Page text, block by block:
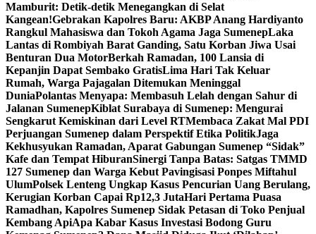
Mamburit: Detik-detik Menegangkan di Selat
Kangean!Gebrakan Kapolres Baru: AKBP Anang Hardiyanto
Rangkul Mahasiswa dan Tokoh Agama Jaga SumenepLaka
Lantas di Rombiyah Barat Ganding, Satu Korban Jiwa Usai
Benturan Dua MotorBerkah Ramadan, 100 Lansia di
Kepanjin Dapat Sembako GratisLima Hari Tak Keluar
Rumah, Warga Pajagalan Ditemukan Meninggal
DuniaPolantas Menyapa: Membasuh Lelah dengan Sahur di
Jalanan SumenepKiblat Surabaya di Sumenep: Mengurai
Sengkarut Kemiskinan dari Level RTMembaca Zakat Mal PDI
Perjuangan Sumenep dalam Perspektif Etika PolitikJaga
Kekhusyukan Ramadan, Aparat Gabungan Sumenep “Sidak”
Kafe dan Tempat HiburanSinergi Tanpa Batas: Satgas TMMD
127 Sumenep dan Warga Kebut Pavingisasi Ponpes Miftahul
UlumPolsek Lenteng Ungkap Kasus Pencurian Uang Berulang,
Kerugian Korban Capai Rp12,3 JutaHari Pertama Puasa
Ramadhan, Kapolres Sumenep Sidak Petasan di Toko Penjual
Kembang ApiApa Kabar Kasus Investasi Bodong Guru